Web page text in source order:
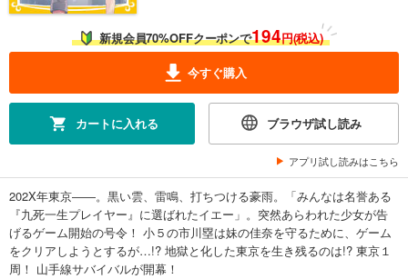
新規会員70%OFFクーポンで194円(税込)
今すぐ購入
カートに入れる ブラウザ試し読み
アプリ試し読みはこちら
202X年東京――。黒い雲、雷鳴、打ちつける豪雨。「みんなは名誉ある
『九死一生プレイヤー』に選ばれたイエー」。突然あらわれた少女が告
げるゲーム開始の号令！ 小５の市川塁は妹の佳奈を守るために、ゲーム
をクリアしようとするが…!? 地獄と化した東京を生き残るのは!? 東京１
周！ 山手線サバイバルが開幕！